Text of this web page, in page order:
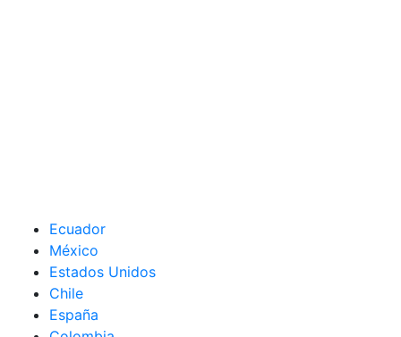
Ecuador
México
Estados Unidos
Chile
España